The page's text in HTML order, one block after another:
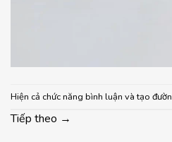
Hiện cả chức năng bình luận và tạo
Tiếp theo →